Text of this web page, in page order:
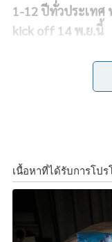
e
b
e
r
1-12 ปีทั่วประเทศ
kick off 14 พ.ย.นี้
รมควบคุมโรค ก
หัดในไทยดีขึ้น สา
โรคหัดในกลุ่มเด็ก
ไม่เคยได้รับวัคซีน
แขน ขา ให้รีบไป